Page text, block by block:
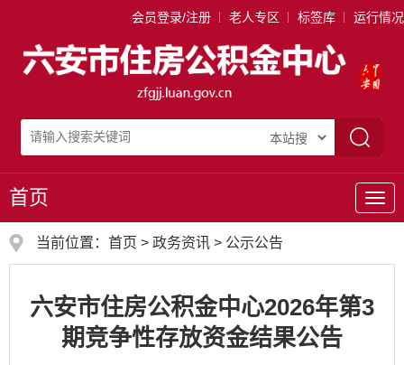
会员登录/注册 老人专区 标签库 运行情况
导
航
首页
当前位置： 首页 > 政务资讯 > 公示公告
六安市住房公积金中心2026年第3
期竞争性存放资金结果公告